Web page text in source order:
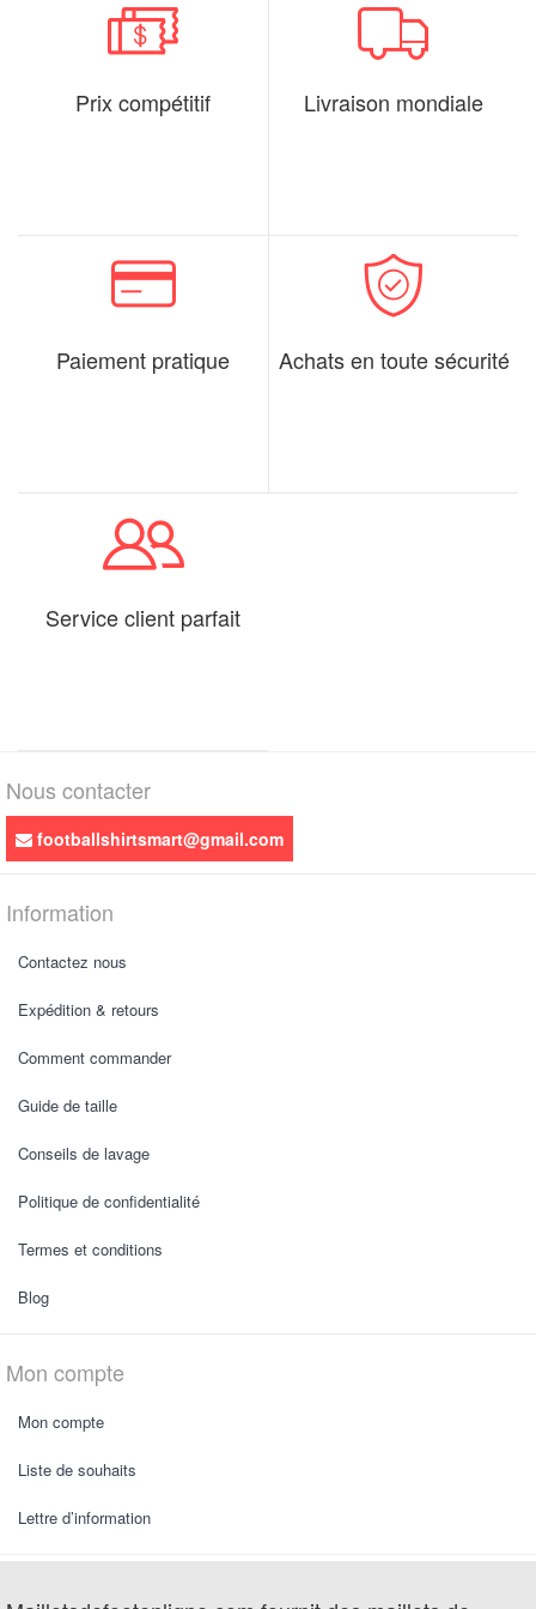
Prix compétitif Livraison mondiale
Paiement pratique Achats en toute sécurité
Service client parfait
Nous contacter
footballshirtsmart@gmail.com
Information
Contactez nous
Expédition & retours
Comment commander
Guide de taille
Conseils de lavage
Politique de confidentialité
Termes et conditions
Blog
Mon compte
Mon compte
Liste de souhaits
Lettre d’information